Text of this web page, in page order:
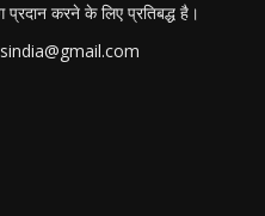
प्रदान करने के लिए प्रतिबद्ध है।